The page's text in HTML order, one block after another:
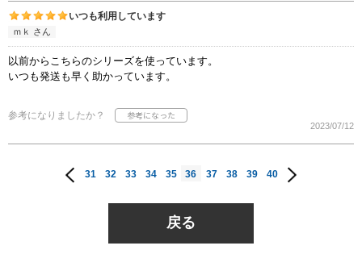
いつも利用しています
ｍｋ さん
以前からこちらのシリーズを使っています。
いつも発送も早く助かっています。
参考になりましたか？
2023/07/12
31 32 33 34 35 36 37 38 39 40
戻る